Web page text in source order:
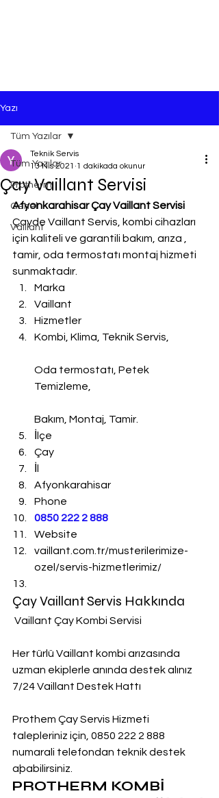
Yazı
Tüm Yazılar
Protherm
Genel
Vaillant
Tüm Yazılar
Çay Vaillant Servisi
Teknik Servis
13 Nis 2021 1 dakikada okunur
Afyonkarahisar Çay Vaillant Servisi
Çayde Vaillant Servis, kombi cihazları
için kaliteli ve garantili bakım, arıza ,
tamir, oda termostatı montaj hizmeti
sunmaktadır.
Marka
Vaillant
Hizmetler
Kombi, Klima, Teknik Servis,
Oda termostatı, Petek
Temizleme,
Bakım, Montaj, Tamir.
İlçe
Çay
Afyonkarahisar
Phone
0850 222 2 888
Website
vaillant.com.tr/musterilerimize-
ozel/servis-hizmetlerimiz/
Çay Vaillant Servis Hakkında
Vaillant Çay Kombi Servisi
Her türlü Vaillant kombi arızasında
uzman ekiplerle anında destek alınız
7/24 Vaillant Destek Hattı
Prothem Çay Servis Hizmeti
talepleriniz için, 0850 222 2 888
numarali telefondan teknik destek
aþabilirsiniz.
PROTHERM KOMBİ